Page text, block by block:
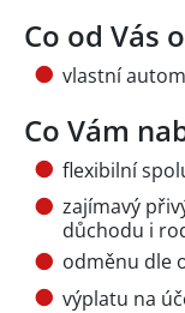
Co od Vás
vlastní
Co Vám
flexibilní
zajímavý
důchodu i
odměnu dle
výplatu na